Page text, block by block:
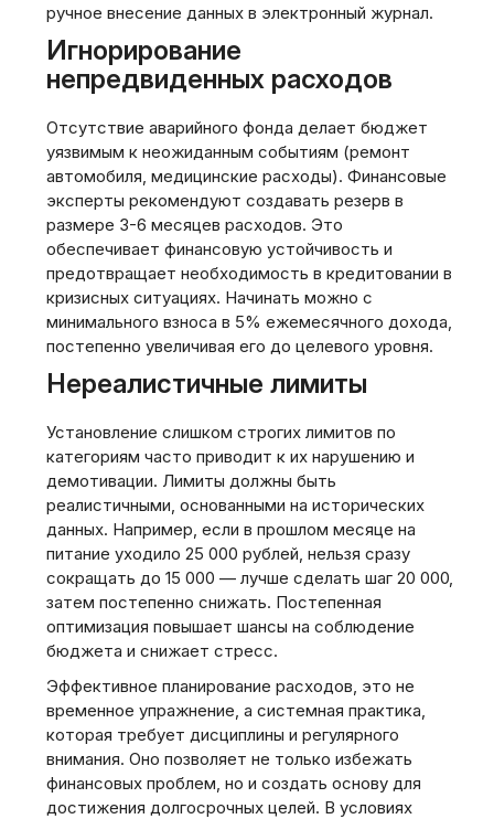
ручное внесение данных в электронный журнал.
Игнорирование
непредвиденных расходов
Отсутствие аварийного фонда делает бюджет
уязвимым к неожиданным событиям (ремонт
автомобиля‚ медицинские расходы). Финансовые
эксперты рекомендуют создавать резерв в
размере 3-6 месяцев расходов. Это
обеспечивает финансовую устойчивость и
предотвращает необходимость в кредитовании в
кризисных ситуациях. Начинать можно с
минимального взноса в 5% ежемесячного дохода‚
постепенно увеличивая его до целевого уровня.
Нереалистичные лимиты
Установление слишком строгих лимитов по
категориям часто приводит к их нарушению и
демотивации. Лимиты должны быть
реалистичными‚ основанными на исторических
данных. Например‚ если в прошлом месяце на
питание уходило 25 000 рублей‚ нельзя сразу
сокращать до 15 000 — лучше сделать шаг 20 000‚
затем постепенно снижать. Постепенная
оптимизация повышает шансы на соблюдение
бюджета и снижает стресс.
Эффективное планирование расходов, это не
временное упражнение‚ а системная практика‚
которая требует дисциплины и регулярного
внимания. Оно позволяет не только избежать
финансовых проблем‚ но и создать основу для
достижения долгосрочных целей. В условиях